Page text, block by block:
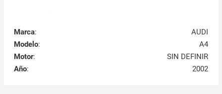
Marca:
AUDI
Modelo:
A4
Motor:
SIN DEFINIR
Año: 2002